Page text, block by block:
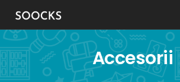
Accesorii